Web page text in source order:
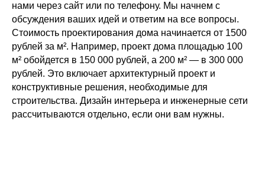
нами через сайт или по телефону. Мы начнем с
обсуждения ваших идей и ответим на все вопросы.
Стоимость проектирования дома начинается от 1500
рублей за м². Например, проект дома площадью 100
м² обойдется в 150 000 рублей, а 200 м² — в 300 000
рублей. Это включает архитектурный проект и
конструктивные решения, необходимые для
строительства. Дизайн интерьера и инженерные сети
рассчитываются отдельно, если они вам нужны.